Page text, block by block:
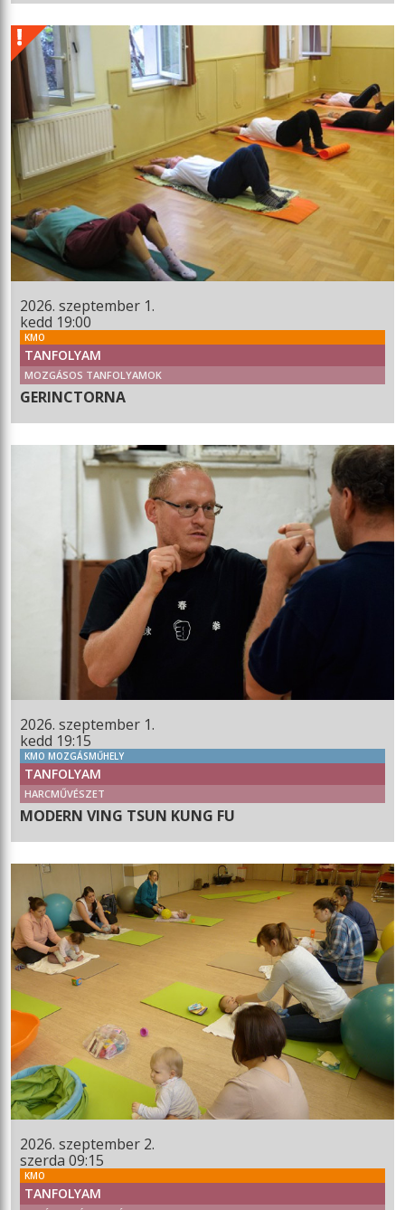
2026. szeptember 1.
kedd 19:00
KMO
TANFOLYAM
MOZGÁSOS TANFOLYAMOK
GERINCTORNA
2026. szeptember 1.
kedd 19:15
KMO MOZGÁSMŰHELY
TANFOLYAM
HARCMŰVÉSZET
MODERN VING TSUN KUNG FU
2026. szeptember 2.
szerda 09:15
KMO
TANFOLYAM